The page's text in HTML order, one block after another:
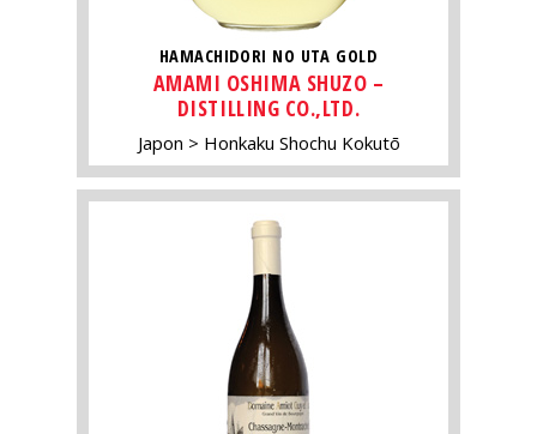
HAMACHIDORI NO UTA GOLD
AMAMI OSHIMA SHUZO –
DISTILLING CO.,LTD.
Japon Honkaku Shochu Kokutō